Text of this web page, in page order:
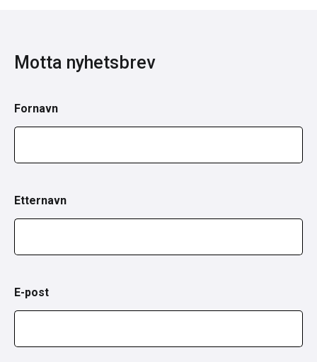
Motta nyhetsbrev
Fornavn
Etternavn
E-post